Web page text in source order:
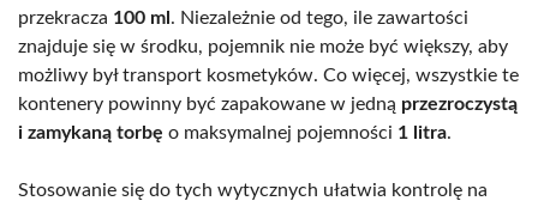
przekracza 100 ml . Niezależnie od tego, ile zawartości
znajduje się w środku, pojemnik nie może być większy, aby
możliwy był transport kosmetyków. Co więcej, wszystkie te
kontenery powinny być zapakowane w jedną przezroczystą
i zamykaną torbę o maksymalnej pojemności 1 litra.
Stosowanie się do tych wytycznych ułatwia kontrolę na